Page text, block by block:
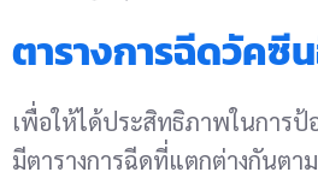
ตารางการฉีดวัคซี
เพื่อให้ได้ประสิทธิภาพในการ
มีตารางการฉีดที่แตกต่างกันตา